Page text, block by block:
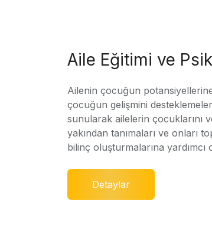
Aile Eğitimi ve
Ailenin çocuğun
çocuğun gelişmini
sunularak ailelerin çocuklarını
yakından tanımaları ve onları
bilinç oluşturmalarına yardımcı
Detaylar